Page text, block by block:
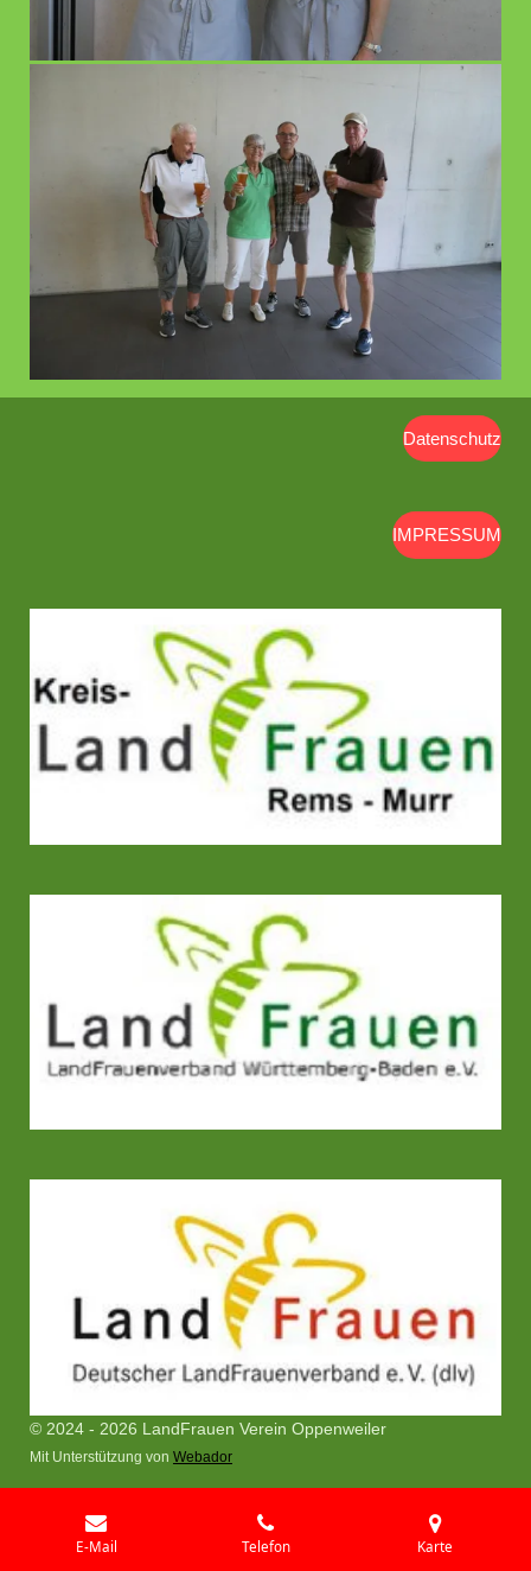
Datenschutz
IMPRESSUM
© 2024 - 2026 LandFrauen Verein Oppenweiler
Mit Unterstützung von Webador
E-Mail Telefon Karte